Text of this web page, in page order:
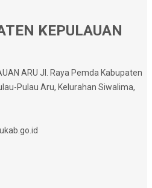
KEPULAUAN
ARU Jl. Raya Pemda Kabupaten
Pulau Aru, Kelurahan Siwalima,